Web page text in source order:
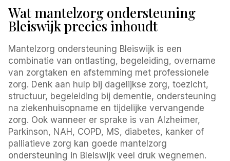
Wat mantelzorg ondersteuning
Bleiswijk precies inhoudt
Mantelzorg ondersteuning Bleiswijk is een
combinatie van ontlasting, begeleiding, overname
van zorgtaken en afstemming met professionele
zorg. Denk aan hulp bij dagelijkse zorg, toezicht,
structuur, begeleiding bij dementie, ondersteuning
na ziekenhuisopname en tijdelijke vervangende
zorg. Ook wanneer er sprake is van Alzheimer,
Parkinson, NAH, COPD, MS, diabetes, kanker of
palliatieve zorg kan goede mantelzorg
ondersteuning in Bleiswijk veel druk wegnemen.